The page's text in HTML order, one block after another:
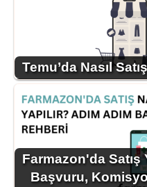
Temu’da Nasıl
Farmazon'da Satış
Başvuru,